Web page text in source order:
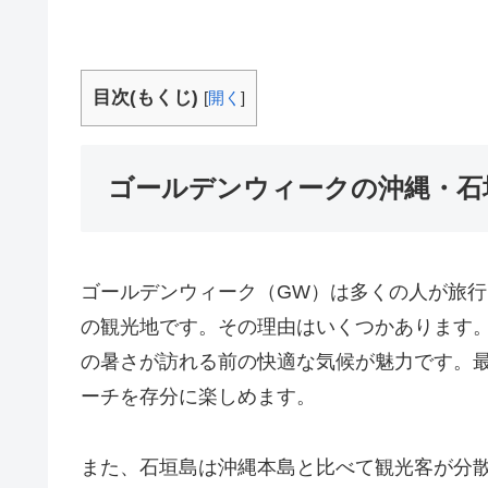
目次(もくじ) [開く ]
ゴールデンウィークの沖縄・
ゴールデンウィーク（GW）は多くの人が旅
の観光地です。その理由はいくつかあります
の暑さが訪れる前の快適な気候が魅力です
ーチを存分に楽しめます。
また、石垣島は沖縄本島と比べて観光客が